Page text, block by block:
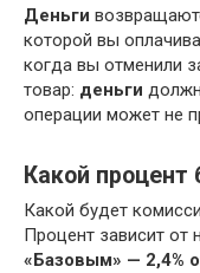
Деньги
которой вы
когда вы отменили
товар: деньги
операции может не
Какой процент
Какой будет
Процент зависит от
«Базовым» — 2,4%